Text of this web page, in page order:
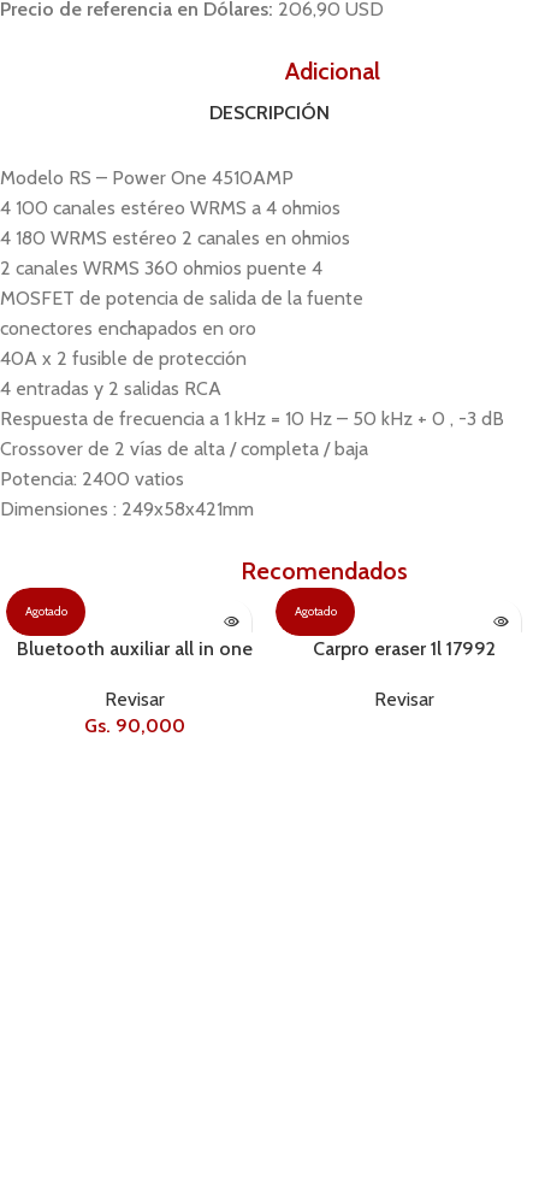
Precio de referencia en Dólares: 206,90 USD
Adicional.
DESCRIPCIÓN
Modelo RS – Power One 4510AMP
4 100 canales estéreo WRMS a 4 ohmios
4 180 WRMS estéreo 2 canales en ohmios
2 canales WRMS 360 ohmios puente 4
MOSFET de potencia de salida de la fuente
conectores enchapados en oro
40A x 2 fusible de protección
4 entradas y 2 salidas RCA
Respuesta de frecuencia a 1 kHz = 10 Hz – 50 kHz + 0 , -3 dB
Crossover de 2 vías de alta / completa / baja
Potencia: 2400 vatios
Dimensiones : 249x58x421mm
Recomendados
Agotado
Bluetooth auxiliar all in one
Revisar
Gs. 90,000
Agotado
Carpro eraser 1l 17992
Revisar